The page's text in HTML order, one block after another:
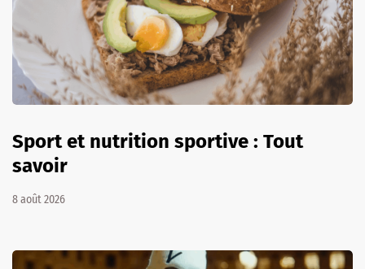
Sport et nutrition sportive : Tout
savoir
8 août 2026